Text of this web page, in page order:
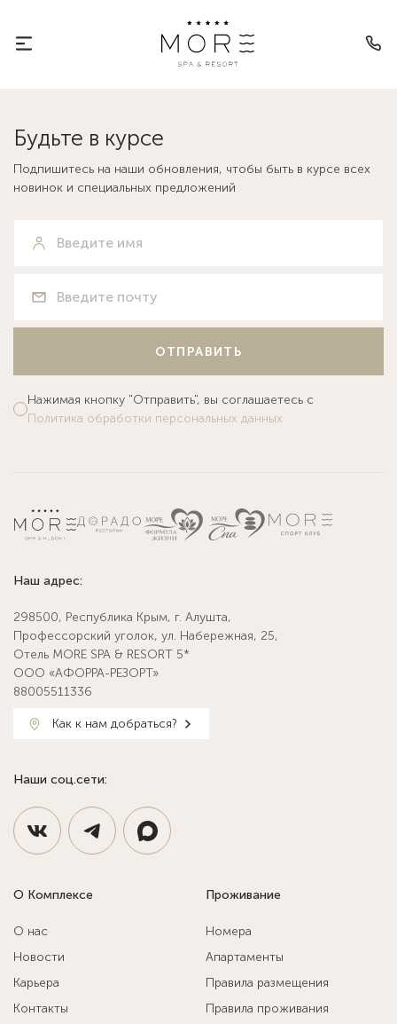
Сказочное «Шоу Талантов» — как
Будьте в курсе
Подпишитесь на наши обновления, чтобы быть в курсе всех
новинок и специальных предложений
ОТПРАВИТЬ
Нажимая кнопку "Отправить", вы соглашаетесь с
Политика обработки персональных данных
Наш адрес:
298500, Республика Крым, г. Алушта,
Профессорский уголок, ул. Набережная, 25,
Отель MORE SPA & RESORT 5*
ООО «АФОРРА-РЕЗОРТ»
88005511336
Как к нам добраться?
Наши соц.сети:
О Комплексе
О нас
Новости
Карьера
Контакты
Проживание
Номера
Апартаменты
Правила размещения
Правила проживания